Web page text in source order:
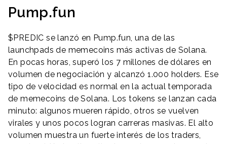
Pump.fun
$PREDIC se lanzó en Pump.fun, una de las
launchpads de memecoins más activas de Solana.
En pocas horas, superó los 7 millones de dólares en
volumen de negociación y alcanzó 1.000 holders. Ese
tipo de velocidad es normal en la actual temporada
de memecoins de Solana. Los tokens se lanzan cada
minuto: algunos mueren rápido, otros se vuelven
virales y unos pocos logran carreras masivas. El alto
volumen muestra un fuerte interés de los traders,